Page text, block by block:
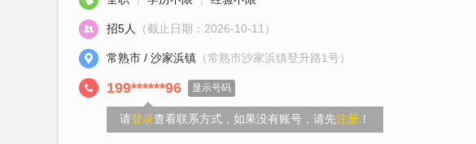
招5人 （截止日期：2026-10-11）
常熟市 / 沙家浜镇 （常熟市沙家浜镇登升路1号）
199******96 显示号码
请登录查看联系方式，如果没有账号，请先注册 ！